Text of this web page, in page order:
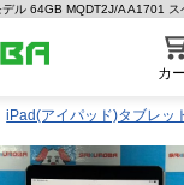
ル 64GB MQDT2J/A A1701
カ
iPad(アイパッド)タブレッ